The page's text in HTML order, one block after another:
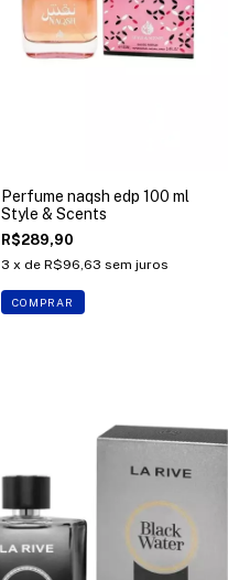
Perfume naqsh edp 100 ml
Style & Scents
R$289,90
3 x de R$96,63 sem juros
COMPRAR